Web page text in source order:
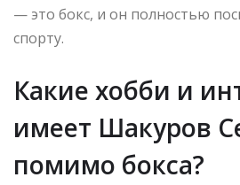
— это бокс, и он полностью
спорту.
Какие хобби и
имеет Шакуров
помимо бокса?